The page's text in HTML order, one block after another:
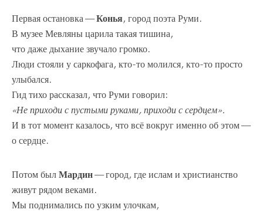
Первая остановка —Конья, город поэта Руми.
В музее Мевляны царила такая тишина,
что даже дыхание звучало громко.
Люди стояли у саркофага, кто-то молился, кто-то просто
улыбался.
Гид тихо рассказал, что Руми говорил:
«Не приходи с пустыми руками, приходи с сердцем».
И в тот момент казалось, что всё вокруг именно об этом —
о сердце.
Потом былМардин— город, где ислам и христианство
живут рядом веками.
Мы поднимались по узким улочкам,